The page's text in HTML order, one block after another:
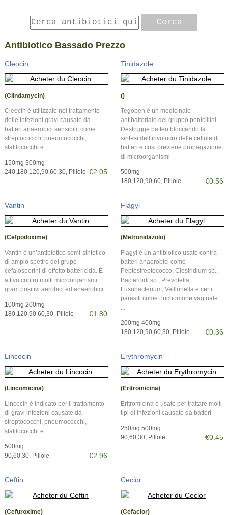
Antibiotico Bassado Prezzo
Cleocin
(Clindamycin)
Cleocin è utilizzato nel trattamento
delle infezioni gravi causate da
batteri anaerobici sensibili, come
streptococchi, pneumococchi,
stafilococchi e.
150mg 300mg
240,180,120,90,60,30, Pillole €2.05
Tinidazole
()
Tegopen è un medicinale
antibatteriale del gruppo penicillini.
Destrugge batteri bloccando la
sintesi dell’involucro delle cellule di
batteri e cosi previene propagazione
di microorganismi
500mg
180,120,90,60, Pillole
€0.56
Vantin
(Cefpodoxime)
Vantin è un’antibiotico semi-sintetico
di ampio spettro del grupo
cefalosporini di effetto battericida. È
attivo contro molti microorganismi
gram positivi aerobici ed anaerobici
100mg 200mg
180,120,90,60,30, Pillole
€1.80
Flagyl
(Metronidazolo)
Flagyl è un antibiotico usato contra
batteri anaerobici come
Peptostreptococco, Clostridium sp.,
Bacteroidi sp., Prevotella,
Fusobacterium, Veillonella e certi
parasiti come Trichomone vaginale
...
200mg 400mg
180,120,90,60,30, Pillole
€0.36
Lincocin
(Lincomicina)
Lincocin è indicato per il trattamento
di gravi infezioni causate da
streptococchi, pneumococchi,
stafilococchi e.
500mg
90,60,30, Pillole
€2.96
Erythromycin
(Eritromicina)
Eritromicina è usato per trattare molti
tipi di infezioni causate da batteri
250mg 500mg
90,60,30, Pillole
€0.45
Ceftin
(Cefuroxime)
Ceclor
(Cefaclor)